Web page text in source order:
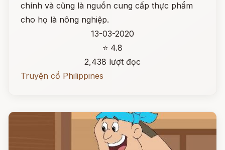
chính và cũng là nguồn cung cấp thực phẩm
cho họ là nông nghiệp.
13-03-2020
⭐ 4.8
2,438 lượt đọc
Truyện cổ Philippines